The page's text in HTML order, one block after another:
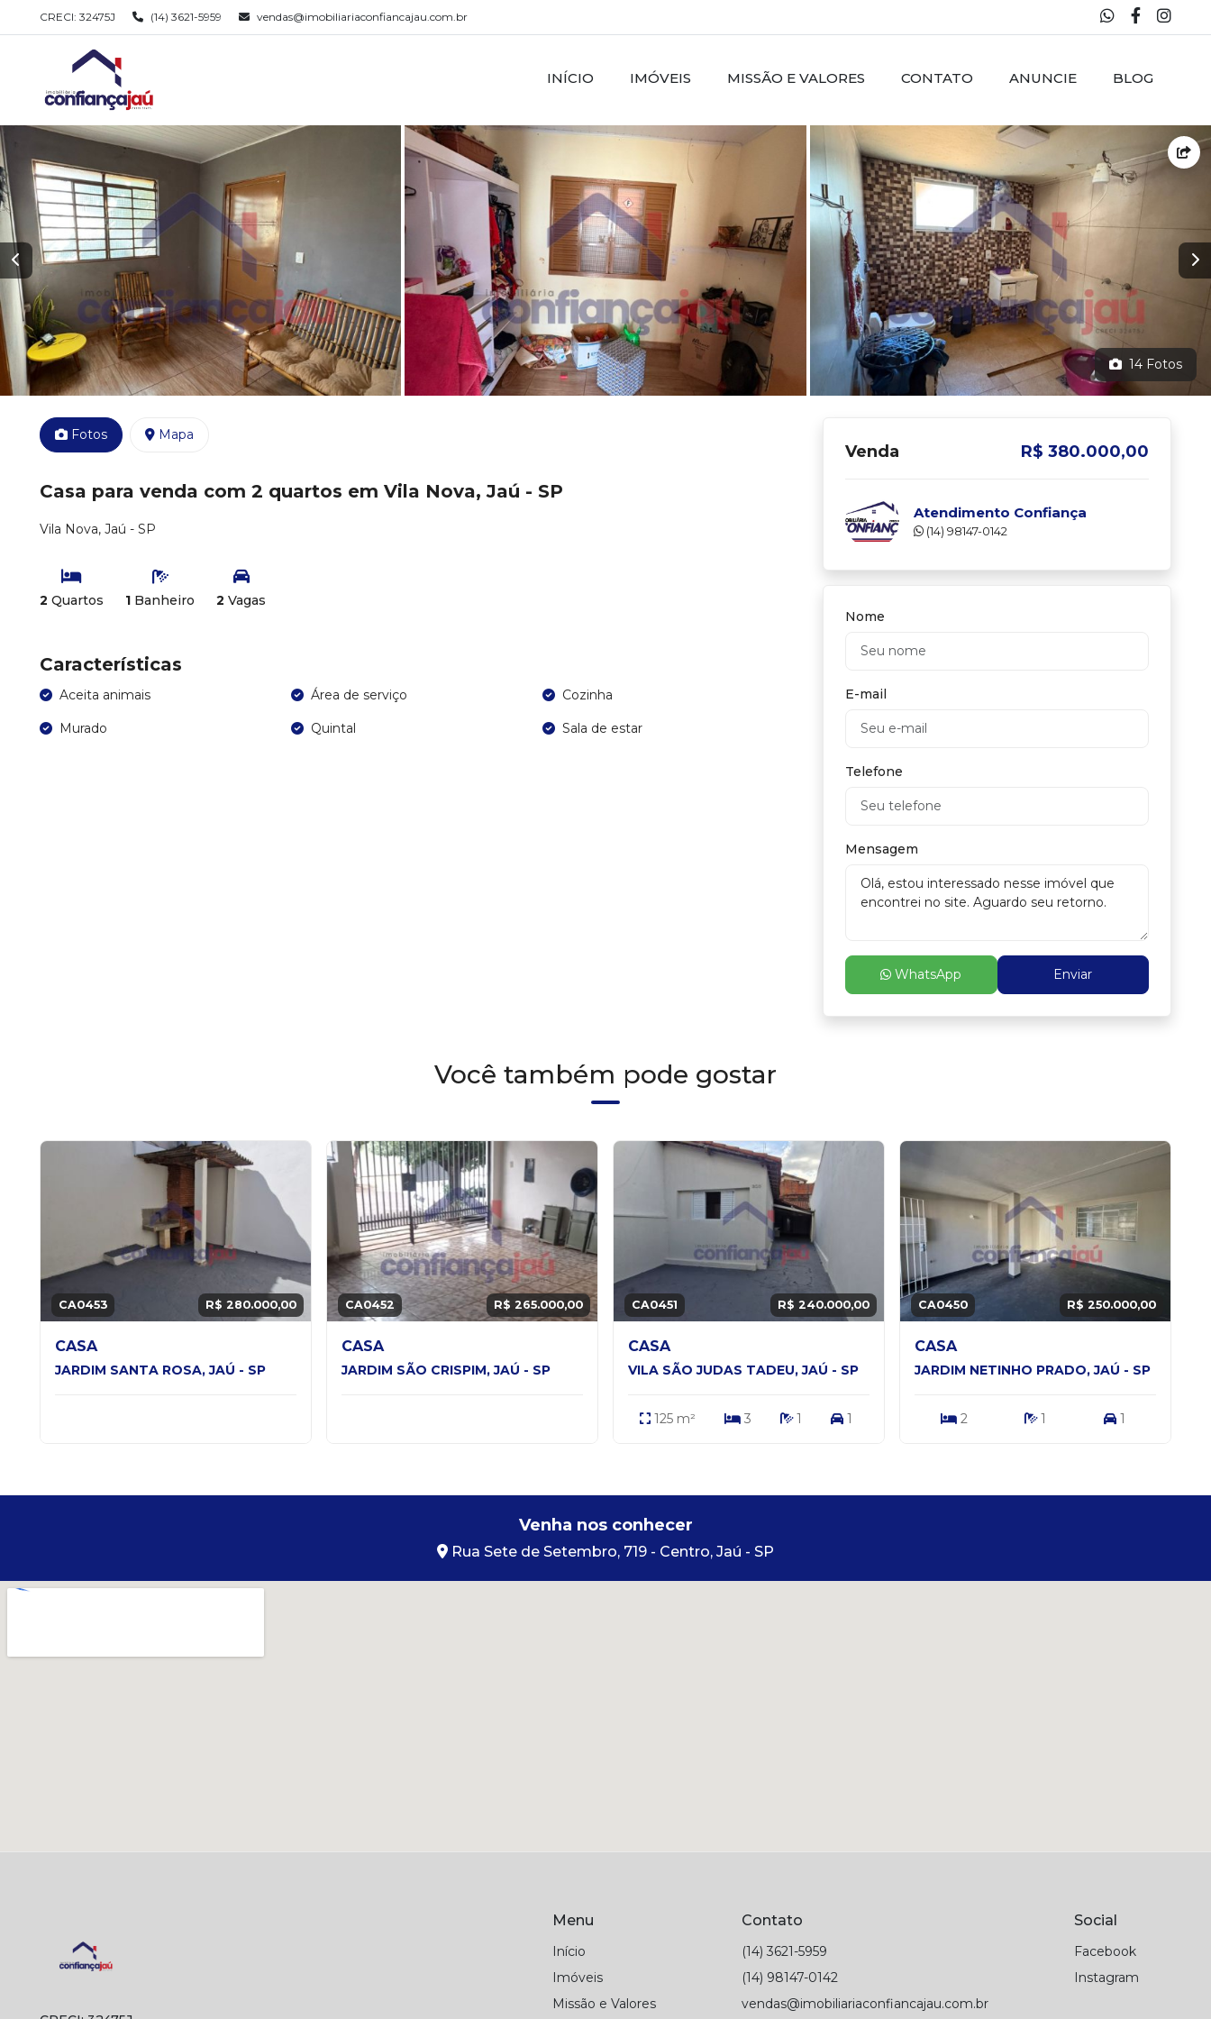
CRECI: 32475J (14) 3621-5959 vendas@imobiliariaconfiancajau.com.br
INÍCIO IMÓVEIS MISSÃO E VALORES CONTATO ANUNCIE BLOG
14 Fotos
Fotos Mapa
Casa para venda com 2 quartos em Vila Nova, Jaú - SP
Vila Nova, Jaú - SP
2 Quartos 1 Banheiro 2 Vagas
Características
Aceita animais Área de serviço Cozinha
Murado Quintal Sala de estar
Venda R$ 380.000,00
Atendimento Confiança
(14) 98147-0142
Nome
E-mail
Telefone
Mensagem
Enviar
WhatsApp
Você também pode gostar
CA0453 R$ 280.000,00
CASA
JARDIM SANTA ROSA, JAÚ - SP
CA0452 R$ 265.000,00
CASA
JARDIM SÃO CRISPIM, JAÚ - SP
CA0451 R$ 240.000,00
CASA
VILA SÃO JUDAS TADEU, JAÚ - SP
125 m² 3 1 1
CA0450 R$ 250.000,00
CASA
JARDIM NETINHO PRADO, JAÚ - SP
2 1 1
Venha nos conhecer
Rua Sete de Setembro, 719 - Centro, Jaú - SP
Menu
Início
Imóveis
Missão e Valores
Contato
(14) 3621-5959
(14) 98147-0142
vendas@imobiliariaconfiancajau.com.br
Social
Facebook
Instagram